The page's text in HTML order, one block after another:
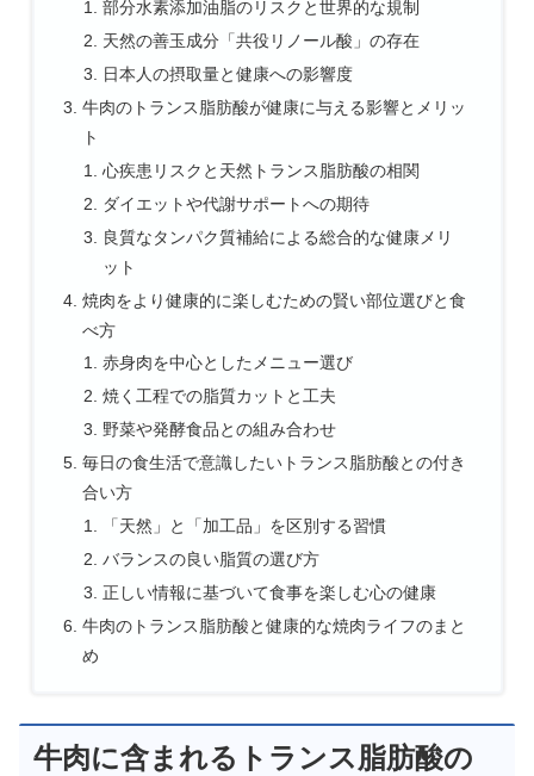
部分水素添加油脂のリスクと世界的な規制
天然の善玉成分「共役リノール酸」の存在
日本人の摂取量と健康への影響度
牛肉のトランス脂肪酸が健康に与える影響とメリッ
ト
心疾患リスクと天然トランス脂肪酸の相関
ダイエットや代謝サポートへの期待
良質なタンパク質補給による総合的な健康メリ
ット
焼肉をより健康的に楽しむための賢い部位選びと食
べ方
赤身肉を中心としたメニュー選び
焼く工程での脂質カットと工夫
野菜や発酵食品との組み合わせ
毎日の食生活で意識したいトランス脂肪酸との付き
合い方
「天然」と「加工品」を区別する習慣
バランスの良い脂質の選び方
正しい情報に基づいて食事を楽しむ心の健康
牛肉のトランス脂肪酸と健康的な焼肉ライフのまと
め
牛肉に含まれるトランス脂肪酸の